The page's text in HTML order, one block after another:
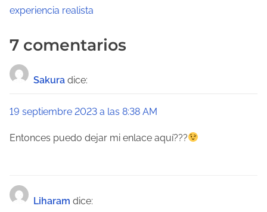
v
e
a
c
i
d
experiencia realista
7 comentarios
Sakura dice:
19 septiembre 2023 a las 8:38 AM
Entonces puedo dejar mi enlace aquí???
Liharam dice: